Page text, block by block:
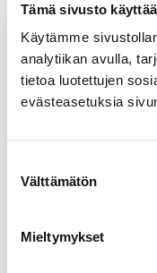
Tämä sivusto
Käytämme
analytiikan avulla,
tietoa luotettujen
evästeasetuksia
valinta
Välttämätön
Mieltymykset